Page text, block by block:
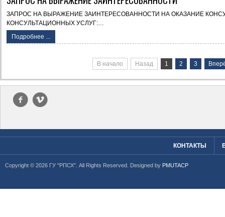
ЗАПРОС НА ВЫРАЖЕНИЕ ЗАИНТЕРЕСОВАННОСТИ НА ОКАЗАНИЕ
КОНСУЛЬТАЦИОННЫХ УСЛУГ:…
Подробнее ...
В начало Назад 1 2 3
f v
КОНТАКТЫ
Copyright © 2026 ГУ "РПСХ". All Rights Reserved. Designed by PMUTACP